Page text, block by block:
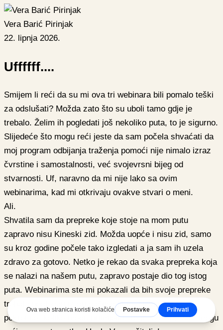
Vera Barić Pirinjak
22. lipnja 2026.
Uffffff....
Smijem li reći da su mi ova tri webinara bili pomalo teški
za odslušati? Možda zato što su uboli tamo gdje je
trebalo. Želim ih pogledati još nekoliko puta, to je sigurno.
Slijedeće što mogu reći jeste da sam počela shvaćati da
moj program odbijanja traženja pomoći nije nimalo izraz
čvrstine i samostalnosti, već svojevrsni bijeg od
stvarnosti. Uf, naravno da mi nije lako sa ovim
webinarima, kad mi otkrivaju ovakve stvari o meni.
Ali.
Shvatila sam da prepreke koje stoje na mom putu
zapravo nisu Kineski zid. Možda uopće i nisu zid, samo
su kroz godine počele tako izgledati a ja sam ih uzela
zdravo za gotovo. Netko je rekao da svaka prepreka koja
se nalazi na našem putu, zapravo postaje dio tog istog
puta. Webinarima ste mi pokazali da bih svoje prepreke
trebala pogledati iz drugačijeg kuta. Neki proces se
pokrenuo, koliko mogu primijetiti. To je sve što Vam mogu